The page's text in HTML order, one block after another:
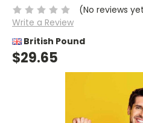
(No reviews
Write a Review
British Pound
$29.65